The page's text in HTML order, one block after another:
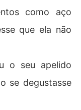
como aço
que ela não
o seu apelido
se degustasse